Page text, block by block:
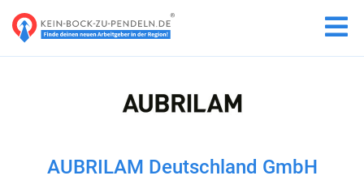
AUBRILAM Deutschland GmbH